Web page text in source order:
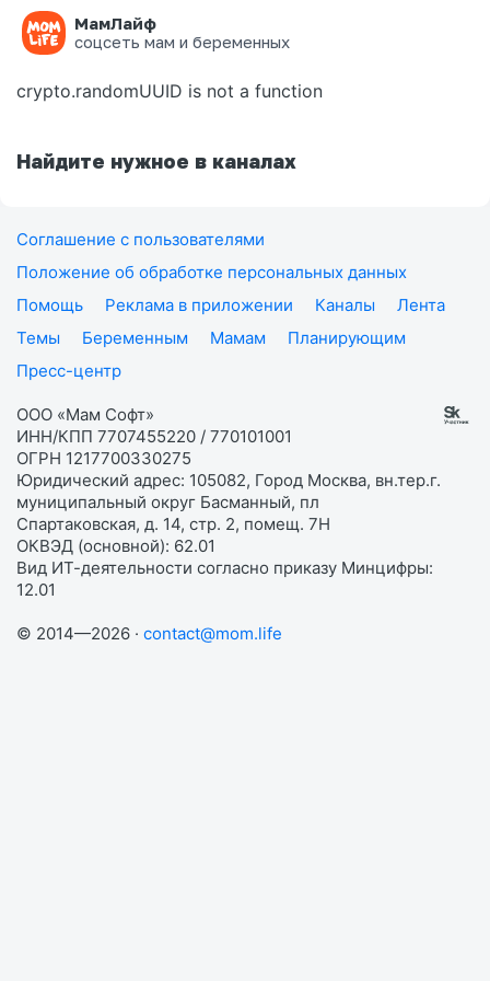
МамЛайф
соцсеть мам и беременных
Ошибка на странице
crypto.randomUUID is not a function
Найдите нужное в каналах
Соглашение с пользователями
Положение об обработке персональных данных
Помощь
Реклама в приложении Каналы
Лента
Темы
Беременным Мамам
Планирующим
Пресс-центр
ООО «Мам Софт»
ИНН/КПП 7707455220 / 770101001
ОГРН 1217700330275
Юридический адрес: 105082, Город Москва, вн.тер.г.
муниципальный округ Басманный, пл
Спартаковская, д. 14, стр. 2, помещ. 7Н
ОКВЭД (основной): 62.01
Вид ИТ-деятельности согласно приказу Минцифры:
12.01
© 2014—2026 · contact@mom.life